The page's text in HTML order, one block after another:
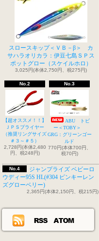
スロースキップ＜ＶＢ－β＞ カ
サハラオリカラ：伊豆七島ＳＰス
ポットグロー（スケイルホロ）
3,025円(本体2,750円、税275円)
No.2
【超オススメ！！】
ＪＰＳプライヤー
（推奨リングサイズ
＃３～＃５）
2,728円(本体2,480
円、税248円)
No.3
ABU トビ
ー＜TOBY＞
GRG：グリーンゴー
ルド
770円(本体700円、
税70円)
No.4
ジャンプライズ ベビーロ
ウディー95S HL(#304 ピンキーレン
ズグローベリー)
2,365円(本体2,150円、税215円)